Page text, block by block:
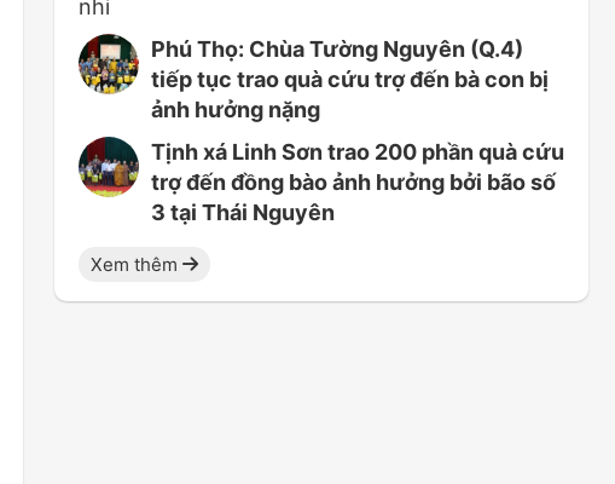
Phú Thọ: Chùa Tường Nguyên (Q.4)
tiếp tục trao quà cứu trợ đến bà con bị
ảnh hưởng nặng
Tịnh xá Linh Sơn trao 200 phần quà cứu
trợ đến đồng bào ảnh hưởng bởi bão số
3 tại Thái Nguyên
Xem thêm